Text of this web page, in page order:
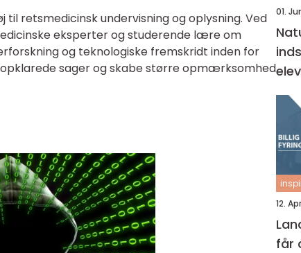
retsmedicinsk undervisning og oplysning. Ved
eksperter og studerende lære om
og teknologiske fremskridt inden for
sager og skabe større opmærksomhed
01.
12.
får